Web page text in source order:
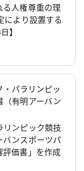
人権尊重の理
により設置する
】
パラリンピッ
（有明アーバン
リンピック競技
バンスポーツパ
評価書」を作成